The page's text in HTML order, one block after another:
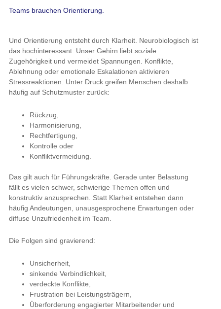
Teams brauchen Orientierung.
Und Orientierung entsteht durch Klarheit. Neurobiologisch ist
das hochinteressant: Unser Gehirn liebt soziale
Zugehörigkeit und vermeidet Spannungen. Konflikte,
Ablehnung oder emotionale Eskalationen aktivieren
Stressreaktionen. Unter Druck greifen Menschen deshalb
häufig auf Schutzmuster zurück:
Rückzug,
Harmonisierung,
Rechtfertigung,
Kontrolle oder
Konfliktvermeidung.
Das gilt auch für Führungskräfte. Gerade unter Belastung
fällt es vielen schwer, schwierige Themen offen und
konstruktiv anzusprechen. Statt Klarheit entstehen dann
häufig Andeutungen, unausgesprochene Erwartungen oder
diffuse Unzufriedenheit im Team.
Die Folgen sind gravierend:
Unsicherheit,
sinkende Verbindlichkeit,
verdeckte Konflikte,
Frustration bei Leistungsträgern,
Überforderung engagierter Mitarbeitender und